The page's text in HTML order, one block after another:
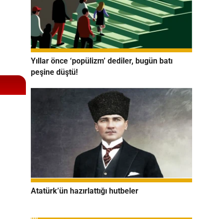
Yıllar önce ‘popülizm’ dediler, bugün batı
peşine düştü!
Atatürk’ün hazırlattığı hutbeler